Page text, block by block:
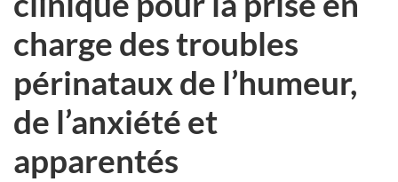
charge des troubles
périnataux de l’humeur,
de l’anxiété et
apparentés